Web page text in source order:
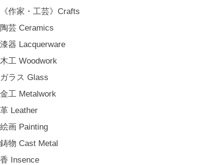
《作家・工芸》Crafts
陶芸 Ceramics
漆器 Lacquerware
木工 Woodwork
ガラス Glass
金工 Metalwork
革 Leather
絵画 Painting
鋳物 Cast Metal
香 Insence
アンティークのもの Vintage & Antiques